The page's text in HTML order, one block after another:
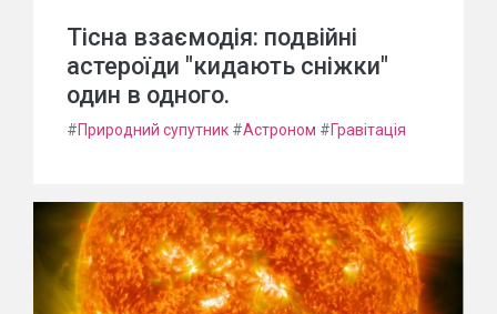
Тісна взаємодія: подвійні
астероїди "кидають сніжки"
один в одного.
#Природний супутник #Астроном #Гравітація